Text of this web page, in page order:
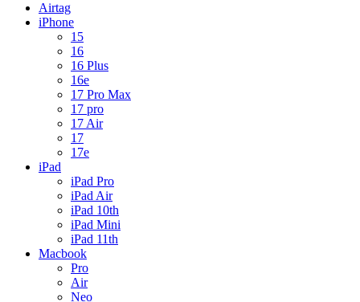
Airtag
iPhone
15
16
16 Plus
16e
17 Pro Max
17 pro
17 Air
17
17e
iPad
iPad Pro
iPad Air
iPad 10th
iPad Mini
iPad 11th
Macbook
Pro
Air
Neo